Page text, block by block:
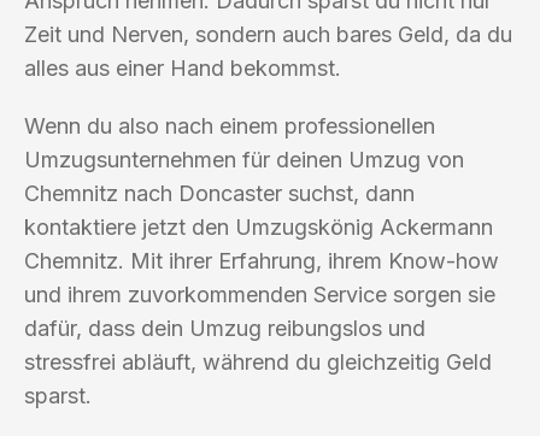
Zeit und Nerven, sondern auch bares Geld, da du
alles aus einer Hand bekommst.
Wenn du also nach einem professionellen
Umzugsunternehmen für deinen Umzug von
Chemnitz nach Doncaster suchst, dann
kontaktiere jetzt den Umzugskönig Ackermann
Chemnitz. Mit ihrer Erfahrung, ihrem Know-how
und ihrem zuvorkommenden Service sorgen sie
dafür, dass dein Umzug reibungslos und
stressfrei abläuft, während du gleichzeitig Geld
sparst.